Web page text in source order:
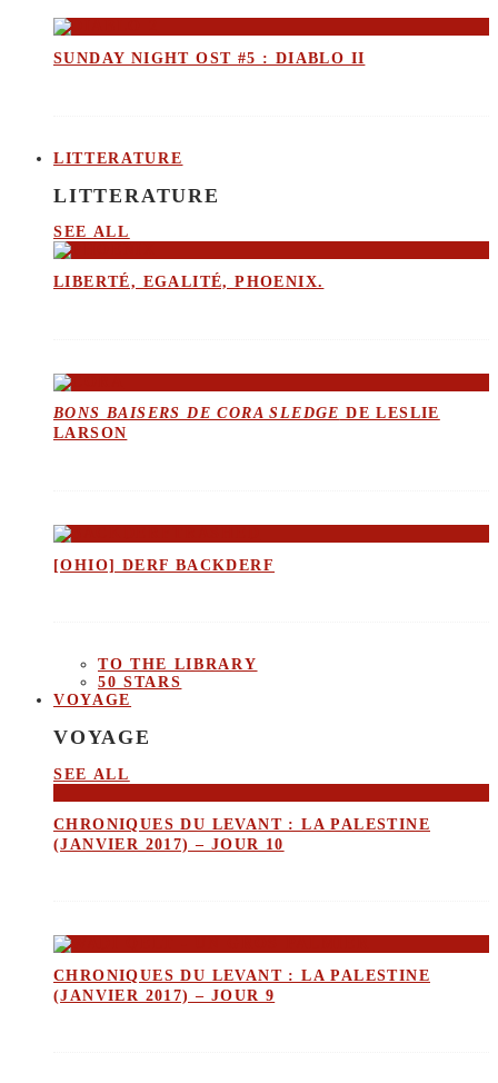
SUNDAY NIGHT OST #5 : DIABLO II
LITTERATURE
LITTERATURE
SEE ALL
LIBERTÉ, EGALITÉ, PHOENIX.
BONS BAISERS DE CORA SLEDGE DE LESLIE
LARSON
[OHIO] DERF BACKDERF
TO THE LIBRARY
50 STARS
VOYAGE
VOYAGE
SEE ALL
CHRONIQUES DU LEVANT : LA PALESTINE
(JANVIER 2017) – JOUR 10
CHRONIQUES DU LEVANT : LA PALESTINE
(JANVIER 2017) – JOUR 9